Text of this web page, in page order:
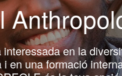
en la
en una formació